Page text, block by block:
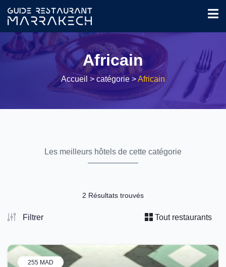
Africain
Accueil > catégorie >Africain
Les meilleurs hôtels de cette catégorie
2 Résultats trouvés
Filtrer Tout restaurants
255 MAD